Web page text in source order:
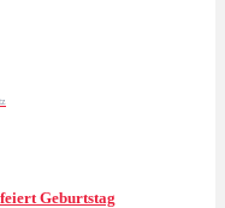
Geburtstag